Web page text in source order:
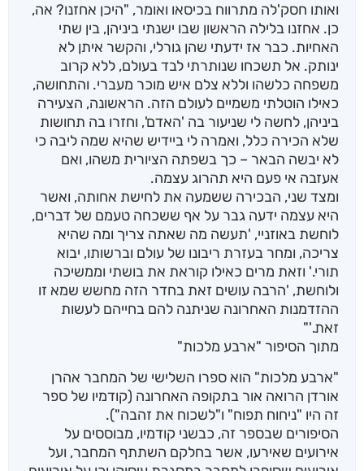
ואותו חסק'לה מתרווח בכיסאו ואומר, "היכן אחזנו? אה,
כן. אחזנו בלילה הראשון שבו ישנתי ביניהן, בין שתי
האחיות. כבר אז ידעתי שהן גורלי, והקשר איתן לא
ינותק. אל תשכחו שנותרתי לבד בעולם, ללא קרוב
משפחה כלשהו וללא צלם איש מוכר מעברי. והתחושה,
כאילו הוטלתי משמיים לעולם הזה. הראשונה, הצעירה
ביניהן, לחשה לי שניעור בה 'האדם', וחזרו בה תחושות
שלא הכירה כלל, ואמרה לי ביידיש שהיא שמה ליבה כי
לא יבשה הבאר – כך בשפתה הציורית משהו, ואם
אעזבה אי פעם היא תהרוג עצמה.
ומצד שני, הבכירה ששמעה את לחישת אחותה, ואשר
היא עצמה ידעה גבר על אף ששכחה טעמם של דברים,
לוחשת באוזניי, 'תעשה מה שאתה צריך ומה שהיא
צריכה, ומחר בעזרת ריבונו של עולם וברשותו, יבוא
תורי.' וזאת מרים כאילו קוראת את בושתי וממשיכה
ולוחשת, 'הרבה עושים זאת בחדר הזה מחשש שמא זו
ההזדמנות האחרונה שניתנה להם בחייהם לעשות
זאת.'"
מתוך הסיפור "ארבע מלכות"
"ארבע מלכות" הוא ספרו השלישי של המחבר אהרן
אורדן הרואה אור בתקופה האחרונה (קודמיו של ספר
זה היו "ניחוח תפוח" ו"לשכוח את זהבה").
הסיפורים שבספר זה, כבשני קודמיו, מבוססים על
אירועים שאירעו, אשר בחלקם השתתף המחבר, ועל